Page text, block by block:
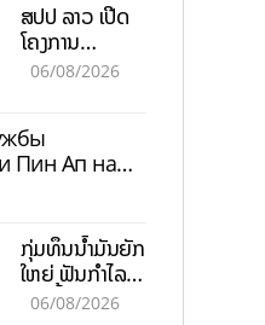
ເສດຖະກິດ
ທ້ອງຖິ່ນ
ສປປ ລາວ ເປີດ
ໂຄງການ
ALERT-LAO
ລະບາດທົ່ວ
ປະເທດ
06/08/2026
Пин Ап на
сайте с
ກຸ່ມທຶນນ້ຳມັນຍັກ
ໃຫຍ່ ຟັນກຳໄລ
93 ຕື້ໂດລາ
06/08/2026